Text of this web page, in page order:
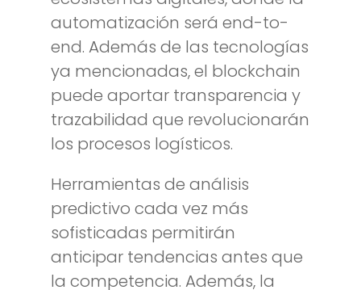
automatización será end-to-
end. Además de las tecnologías
ya mencionadas, el blockchain
puede aportar transparencia y
trazabilidad que revolucionarán
los procesos logísticos.
Herramientas de análisis
predictivo cada vez más
sofisticadas permitirán
anticipar tendencias antes que
la competencia. Además, la